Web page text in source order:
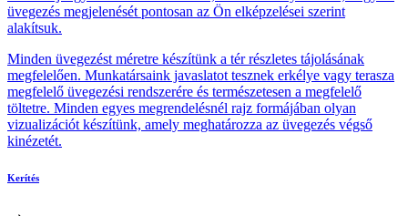
üvegezés megjelenését pontosan az Ön elképzelései szerint
alakítsuk.
Minden üvegezést méretre készítünk a tér részletes tájolásának
megfelelően. Munkatársaink javaslatot tesznek erkélye vagy terasza
megfelelő üvegezési rendszerére és természetesen a megfelelő
töltetre. Minden egyes megrendelésnél rajz formájában olyan
vizualizációt készítünk, amely meghatározza az üvegezés végső
kinézetét.
Kerítés